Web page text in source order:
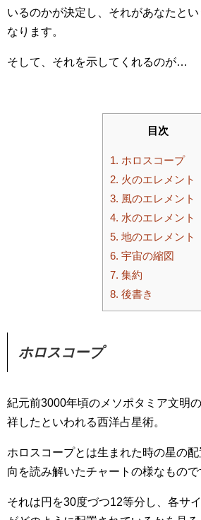
いるのかが決定し、それがあなたと
なります。
そして、それを示してくれるのが…
目次
1. ホロスコープ
2. 火のエレメント
3. 風のエレメント
4. 水のエレメント
5. 地のエレメント
6. 宇宙の縮図
7. 集約
8. 後書き
ホロスコープ
紀元前3000年頃のメソポタミア文明
祥したといわれる西洋占星術。
ホロスコープとは生まれた時の星の
向を読み解いたチャートの様なもので
それは円を30度づつ12等分し、各サ